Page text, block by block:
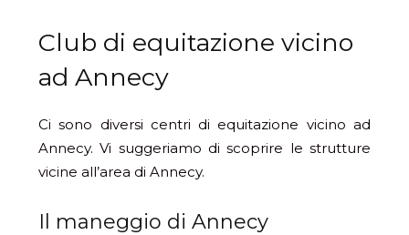
Club di equitazione vicino
ad Annecy
Ci sono diversi centri di equitazione vicino ad
Annecy. Vi suggeriamo di scoprire le strutture
vicine all’area di Annecy.
Il maneggio di Annecy